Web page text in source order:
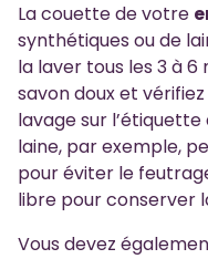
La couette de votre
synthétiques ou de
la laver tous les 3 à 6
savon doux et
lavage sur
laine, par exemple,
pour éviter le
libre pour conserver
Vous devez